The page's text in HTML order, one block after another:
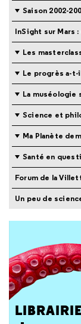
Saison 2002-
InSight sur Mars
Les
Le progrès a-t-
La
Science et
Ma Planète
Santé en
Forum de la
Un peu de